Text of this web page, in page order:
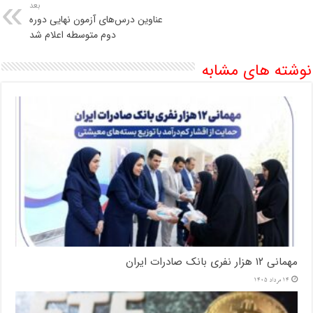
بعد
عناوین درس‌های آزمون نهایی دوره
دوم متوسطه اعلام شد
نوشته های مشابه
مهمانی ۱۲ هزار نفری بانک صادرات ایران
14 مرداد 1405